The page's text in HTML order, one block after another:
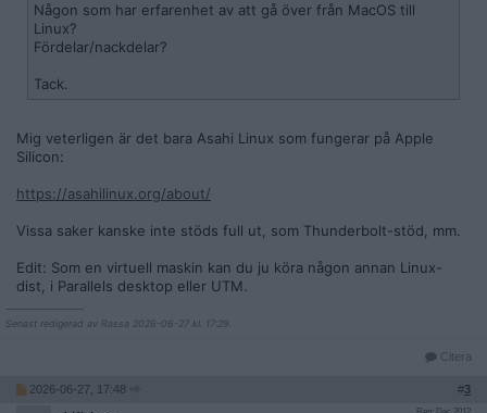
Någon som har erfarenhet av att gå över från MacOS till
Linux?
Fördelar/nackdelar?
Tack.
Mig veterligen är det bara Asahi Linux som fungerar på Apple
Silicon:
https://asahilinux.org/about/
Vissa saker kanske inte stöds full ut, som Thunderbolt-stöd, mm.
Edit: Som en virtuell maskin kan du ju köra någon annan Linux-
dist, i Parallels desktop eller UTM.
Senast redigerad av Rassa 2026-06-27 kl. 17:29.
Citera
2026-06-27, 17:48 #3